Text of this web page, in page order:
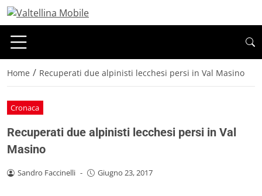
Home / Recuperati due alpinisti lecchesi persi in Val Masino
Cronaca
Recuperati due alpinisti lecchesi persi in Val
Masino
Sandro Faccinelli - Giugno 23, 2017